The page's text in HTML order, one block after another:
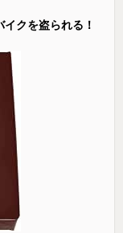
クを盗られる！